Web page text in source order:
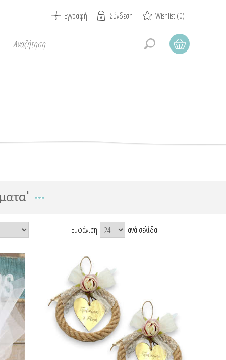
Εγγραφή Σύνδεση Wishlist(0)
Εμφάνιση ανά σελίδα